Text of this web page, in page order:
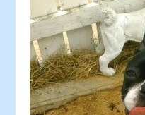
〇
31
〇
：シーズン料金
：残り僅か ×：満車